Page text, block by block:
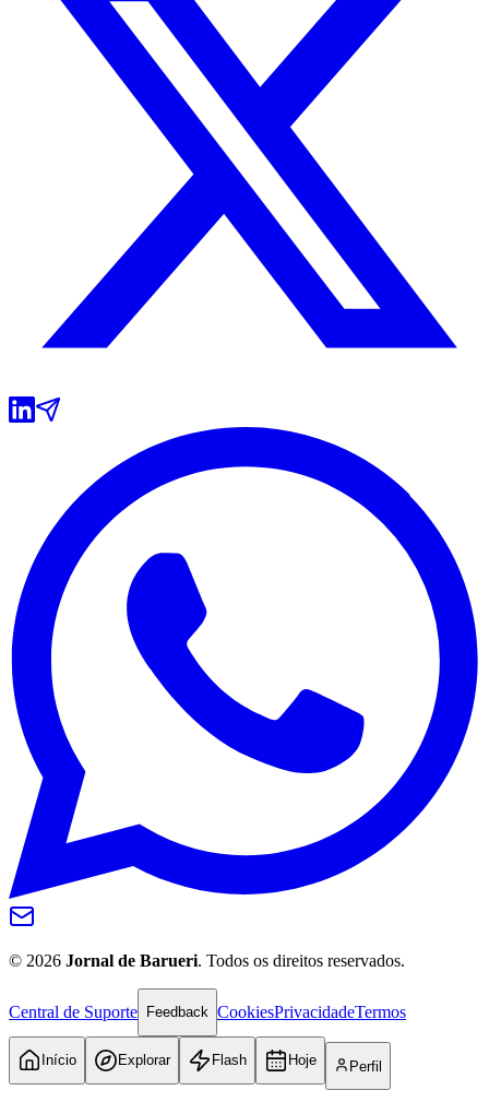
© 2026 Jornal de Barueri. Todos os direitos reservados.
Central de Suporte Feedback CookiesPrivacidadeTermos
Início Explorar Flash Hoje Perfil